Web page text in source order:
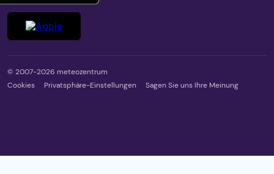
© 2007-2026 meteozentrum
Cookies
Privatsphäre-Einstellungen Sagen Sie uns Ihre Meinung